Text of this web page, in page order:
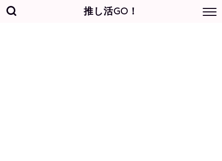
推し活GO！